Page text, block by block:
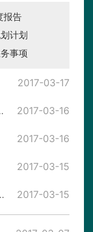
报告
计划
事项
2017-03-17
产工作要点的通知 2017-03-16
2017-03-16
2017-03-15
” 2017年实施方案》的通知 2017-03-15